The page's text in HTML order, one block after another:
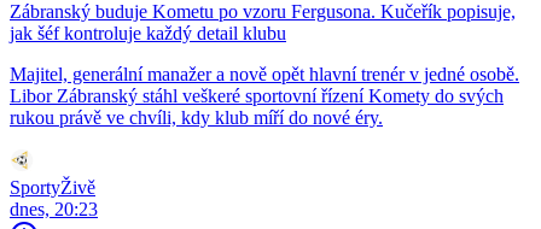
Zábranský buduje Kometu po vzoru Fergusona. Kučeřík popisuje,
jak šéf kontroluje každý detail klubu
Majitel, generální manažer a nově opět hlavní trenér v jedné osobě.
Libor Zábranský stáhl veškeré sportovní řízení Komety do svých
rukou právě ve chvíli, kdy klub míří do nové éry.
SportyŽivě
dnes, 20:23